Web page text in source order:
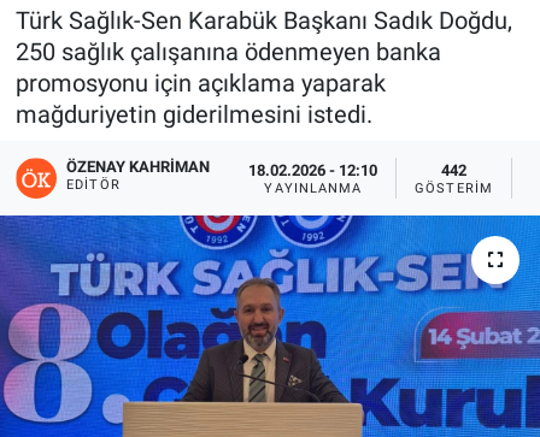
Türk Sağlık-Sen Karabük Başkanı Sadık Doğdu,
250 sağlık çalışanına ödenmeyen banka
promosyonu için açıklama yaparak
mağduriyetin giderilmesini istedi.
ÖZENAY KAHRIMAN
EDITÖR
18.02.2026 - 12:10
YAYINLANMA
442
GÖSTERIM